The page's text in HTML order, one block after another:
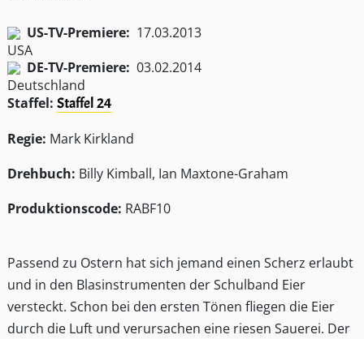
US-TV-Premiere: 17.03.2013
DE-TV-Premiere: 03.02.2014
Staffel: Staffel 24
Regie: Mark Kirkland
Drehbuch: Billy Kimball, Ian Maxtone-Graham
Produktionscode: RABF10
Passend zu Ostern hat sich jemand einen Scherz erlaubt
und in den Blasinstrumenten der Schulband Eier
versteckt. Schon bei den ersten Tönen fliegen die Eier
durch die Luft und verursachen eine riesen Sauerei. Der